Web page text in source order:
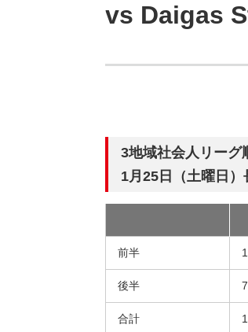
vs Daigas
3地域社会人リーグ
1月25日（土曜日
前半
後半 7
合計